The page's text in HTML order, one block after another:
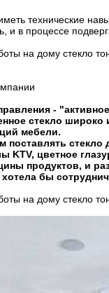
технические
и в процессе
на дому стекло
-
стекло
мебели.
стекло
KTV, цветное
продуктов, и
бы
на дому стекло